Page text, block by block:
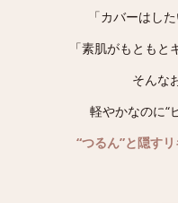
「カバーはし
「素肌がもともと
そんな
軽やかなのに“
“つるん”と隠す